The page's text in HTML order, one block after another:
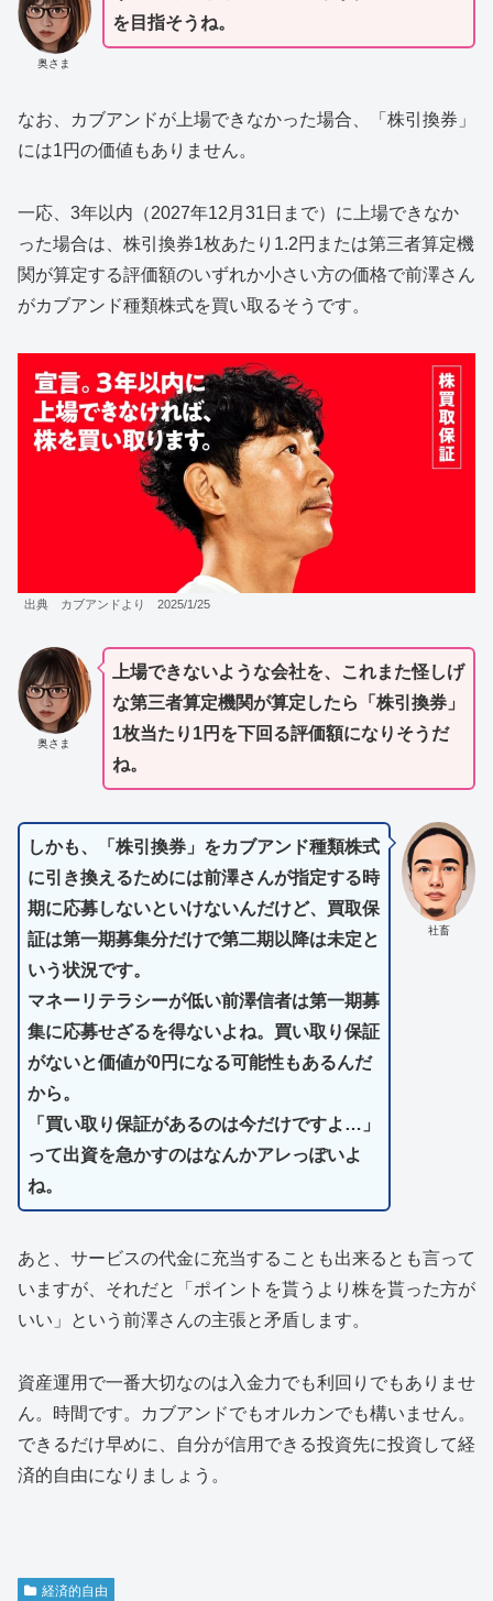
奥さま
を目指そうね。
なお、カブアンドが上場できなかった場合、「株引換券」
には1円の価値もありません。
一応、3年以内（2027年12月31日まで）に上場できなか
った場合は、株引換券1枚あたり1.2円または第三者算定機
関が算定する評価額のいずれか小さい方の価格で前澤さん
がカブアンド種類株式を買い取るそうです。
出典 カブアンドより 2025/1/25
奥さま
上場できないような会社を、これまた怪しげ
な第三者算定機関が算定したら「株引換券」
1枚当たり1円を下回る評価額になりそうだ
ね。
社畜
しかも、「株引換券」をカブアンド種類株式
に引き換えるためには前澤さんが指定する時
期に応募しないといけないんだけど、買取保
証は第一期募集分だけで第二期以降は未定と
いう状況です。
マネーリテラシーが低い前澤信者は第一期募
集に応募せざるを得ないよね。買い取り保証
がないと価値が0円になる可能性もあるんだ
から。
「買い取り保証があるのは今だけですよ…」
って出資を急かすのはなんかアレっぽいよ
ね。
あと、サービスの代金に充当することも出来るとも言って
いますが、それだと「ポイントを貰うより株を貰った方が
いい」という前澤さんの主張と矛盾します。
資産運用で一番大切なのは入金力でも利回りでもありませ
ん。時間です。カブアンドでもオルカンでも構いません。
できるだけ早めに、自分が信用できる投資先に投資して経
済的自由になりましょう。
経済的自由